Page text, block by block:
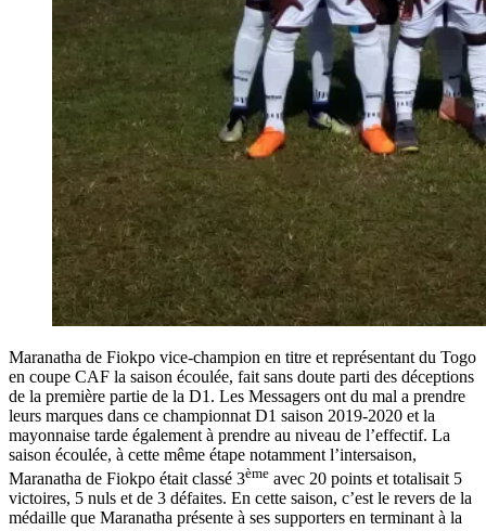
Maranatha de Fiokpo vice-champion en titre et représentant du Togo
en coupe CAF la saison écoulée, fait sans doute parti des déceptions
de la première partie de la D1. Les Messagers ont du mal a prendre
leurs marques dans ce championnat D1 saison 2019-2020 et la
mayonnaise tarde également à prendre au niveau de l’effectif. La
saison écoulée, à cette même étape notamment l’intersaison,
Maranatha de Fiokpo était classé 3ème avec 20 points et totalisait 5
victoires, 5 nuls et de 3 défaites. En cette saison, c’est le revers de la
médaille que Maranatha présente à ses supporters en terminant à la